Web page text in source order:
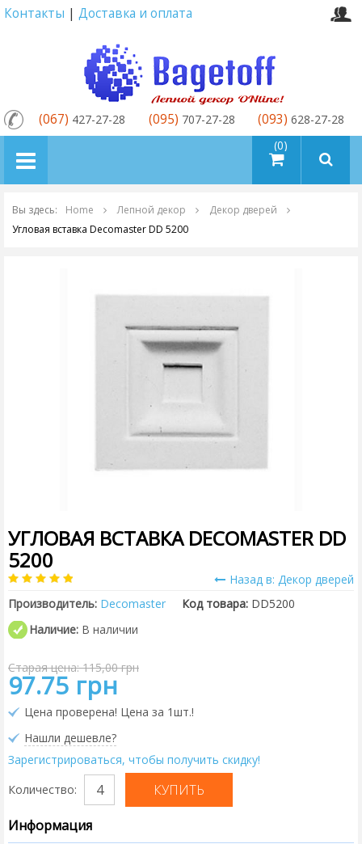
Контакты | Доставка и оплата
товаров (0)
(067) 427-27-28 (095) 707-27-28 (093) 628-27-28
Вы здесь: Home Лепной декор
Декор дверей
Угловая вставка Decomaster DD 5200
УГЛОВАЯ ВСТАВКА DECOMASTER DD
5200
Назад в: Декор дверей
Производитель: Decomaster Код товара: DD5200
Наличие: В наличии
Старая цена: 115,00 грн
97.75 грн
Цена проверена! Цена за 1шт.!
Нашли дешевле?
Зарегистрироваться, чтобы получить скидку!
Количество:
Информация